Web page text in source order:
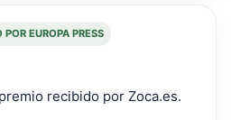
EUROPA PRESS
recibido por Zoca.es.